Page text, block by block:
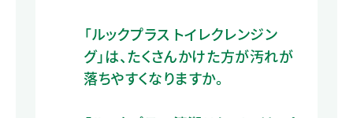
「ルックプラス トイレクレンジン
グ」は、たくさんかけた方が汚れが
落ちやすくなりますか。